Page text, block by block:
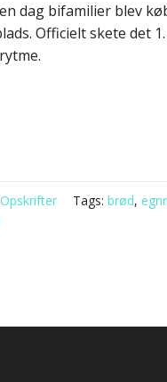
dag bifamilier blev
Officielt skete det
Opskrifter Tags: brød,